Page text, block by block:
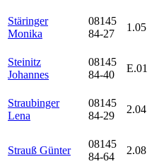
Stäringer
Monika
08145
84-27
1.05
Steinitz
Johannes
08145
84-40
E.01
Straubinger
Lena
08145
84-29
2.04
Strauß Günter
08145
84-64
2.08